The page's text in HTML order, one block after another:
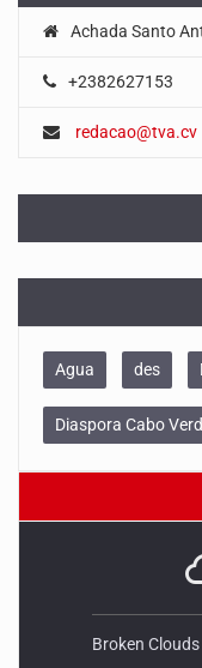
Achada Santo
+2382627153
redacao@tva.cv
Agua des
Diaspora Cabo
Broken Clouds